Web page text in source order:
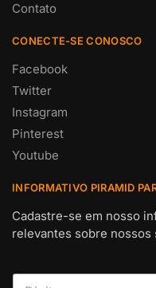
Contato
CONECTE-SE CONOSCO
Facebook
Twitter
Instagram
Pinterest
Youtube
INFORMATIVO PIRAMID
Cadastre-se em nosso
relevantes sobre